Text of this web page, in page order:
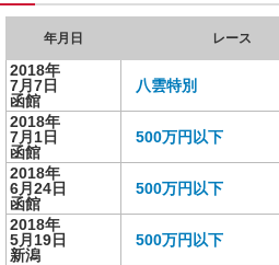
年月日 レース
2018年
7月7日
函館
八雲特別
2018年
7月1日
函館
500万円以下
2018年
6月24日
函館
500万円以下
2018年
5月19日
新潟
500万円以下